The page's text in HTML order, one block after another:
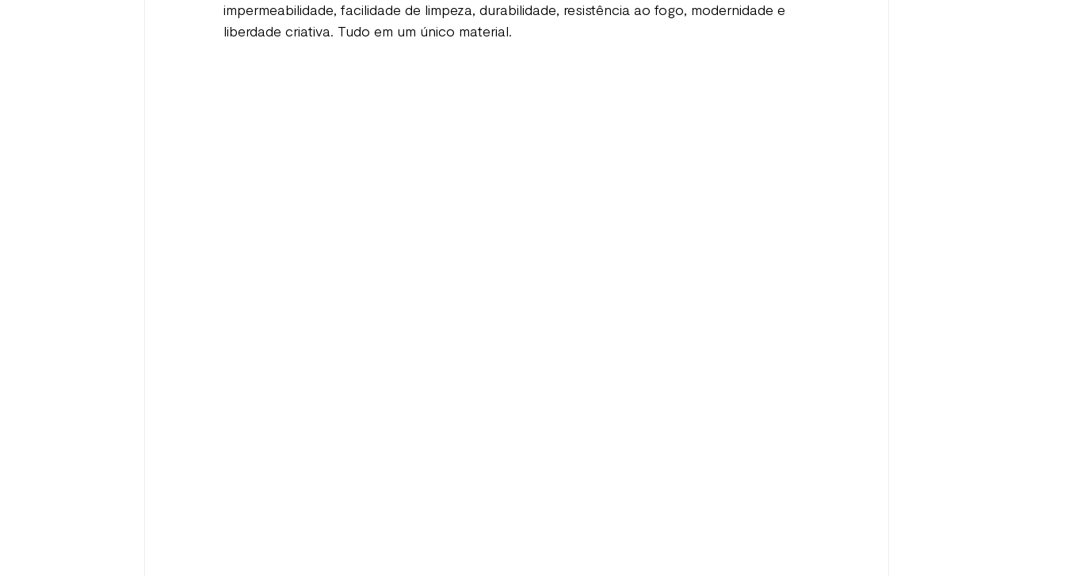
impermeabilidade, facilidade de limpeza, durabilidade, resistência ao fogo, modernidade e
liberdade criativa. Tudo em um único material.